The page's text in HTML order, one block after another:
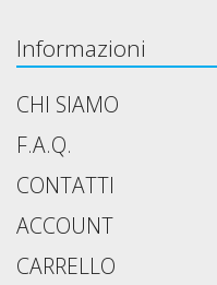
Informazioni
CHI SIAMO
F.A.Q.
CONTATTI
ACCOUNT
CARRELLO